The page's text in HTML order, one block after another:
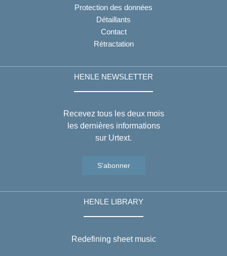
Protection des données
Détaillants
Contact
Rétractation
HENLE NEWSLETTER
Recevez tous les deux mois
les dernières informations
sur Urtext.
S'abonner
HENLE LIBRARY
Redefining sheet music